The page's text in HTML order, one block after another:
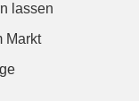
lassen
Markt